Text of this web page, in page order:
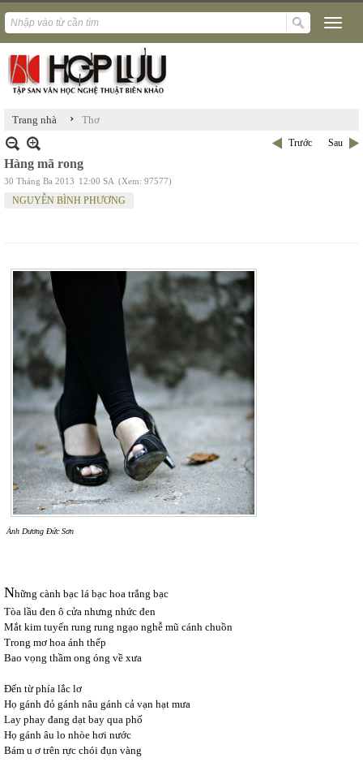
Trang nhà › Thơ
Trước Sau
Hàng mã rong
30 Tháng Ba 2013 12:00 SA (Xem: 97577)
NGUYỄN BÌNH PHƯƠNG
Ảnh Dương Đức Sơn
Những cành bạc lá bạc hoa trắng bạc
Tòa lầu đen ô cửa nhưng nhức đen
Mắt kim tuyến rung rung ngạo nghễ mũ cánh chuồn
Trong mơ hoa ánh thếp
Bao vọng thầm ong óng về xưa
Đến từ phía lắc lơ
Họ gánh đỏ gánh nâu gánh cả vạn hạt mưa
Lay phay đang dạt bay qua phố
Họ gánh âu lo nhòe hơi nước
Bám u ơ trên rực chói đụn vàng